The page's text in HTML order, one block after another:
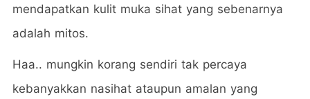
mendapatkan kulit muka sihat yang sebenarnya
adalah mitos.
Haa.. mungkin korang sendiri tak percaya
kebanyakkan nasihat ataupun amalan yang